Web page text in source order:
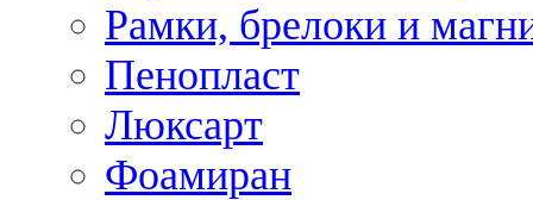
Рамки, брелоки и
Пенопласт
Люксарт
Фоамиран